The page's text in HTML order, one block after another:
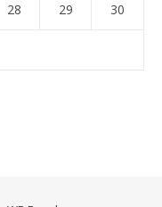
28 29 30